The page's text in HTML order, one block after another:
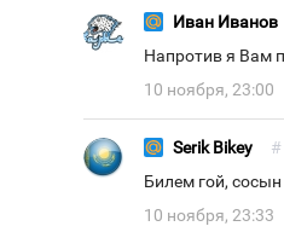
Иван Иванов
Напротив я Вам
10 ноября, 23:00
Serik Bikey #
Билем гой,
10 ноября, 23:33